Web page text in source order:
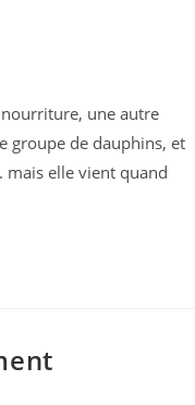
une autre
groupe de dauphins, et
mais elle vient quand